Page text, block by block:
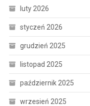
luty 2026
styczeń 2026
grudzień 2025
listopad 2025
październik 2025
wrzesień 2025